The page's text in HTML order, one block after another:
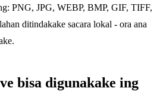
PNG, JPG, WEBP, BMP, GIF, TIFF,
ditindakake sacara lokal - ora ana
bisa digunakake ing